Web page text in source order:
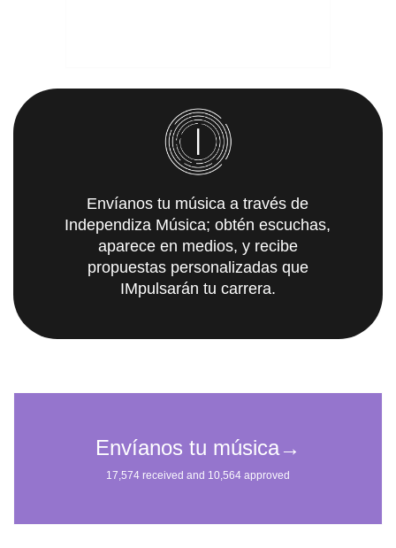
Envíanos tu música a través de
Independiza Música; obtén escuchas,
aparece en medios, y recibe
propuestas personalizadas que
IMpulsarán tu carrera.